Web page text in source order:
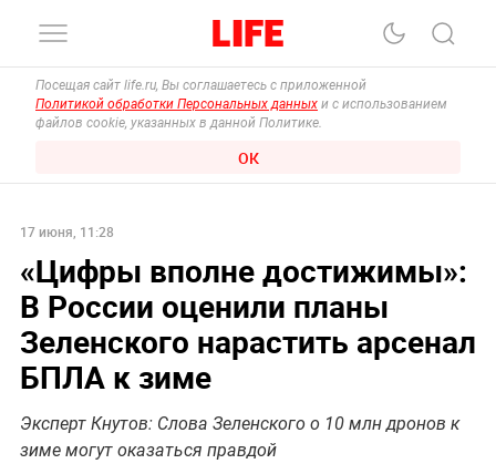
Посещая сайт life.ru, Вы соглашаетесь с приложенной
Политикой обработки Персональных данных и с использованием
файлов cookie, указанных в данной Политике.
ОК
17 июня, 11:28
«Цифры вполне достижимы»:
В России оценили планы
Зеленского нарастить арсенал
БПЛА к зиме
Эксперт Кнутов: Слова Зеленского о 10 млн дронов к
зиме могут оказаться правдой